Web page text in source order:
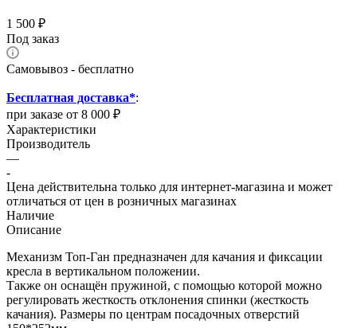
1 500 ₽
Под заказ
Самовывоз - бесплатно
Бесплатная доставка*:
при заказе от 8 000 ₽
Характеристики
Производитель
—
-
Цена действительна только для интернет-магазина и может
отличаться от цен в розничных магазинах
Наличие
Описание
Механизм Топ-Ган предназначен для качания и фиксации
кресла в вертикальном положении.
Также он оснащён пружиной, с помощью которой можно
регулировать жесткость отклонения спинки (жесткость
качания). Размеры по центрам посадочных отверстий